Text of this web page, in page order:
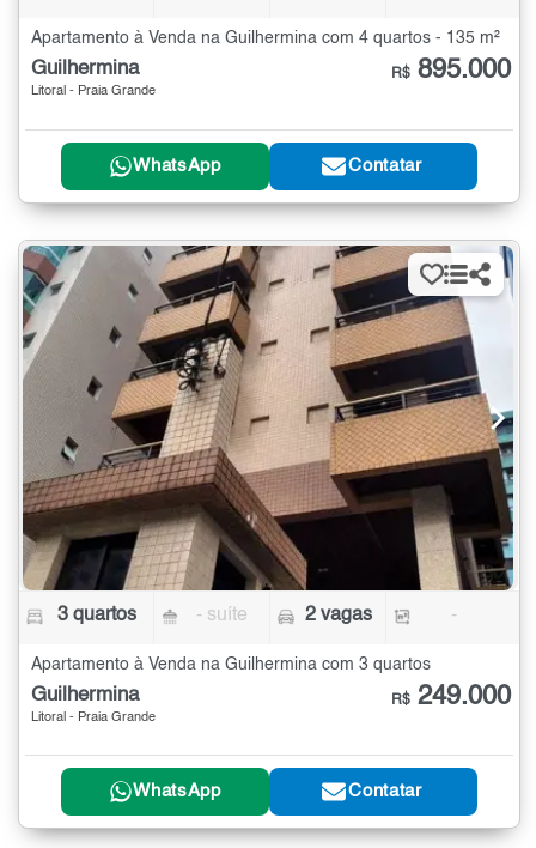
Apartamento à Venda na Guilhermina com 4 quartos - 135 m²
Guilhermina
Litoral - Praia Grande
R$ 895.000
WhatsApp Contatar
3 quartos - suíte 2 vagas -
Apartamento à Venda na Guilhermina com 3 quartos
Guilhermina
Litoral - Praia Grande
R$ 249.000
WhatsApp Contatar